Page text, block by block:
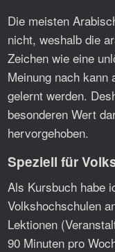
Die meisten
nicht, weshalb die
Zeichen wie eine
Meinung nach kann
gelernt werden.
besonderen Wert
hervorgehoben.
Speziell für
Als Kursbuch habe
Volkshochschulen
Lektionen
90 Minuten pro